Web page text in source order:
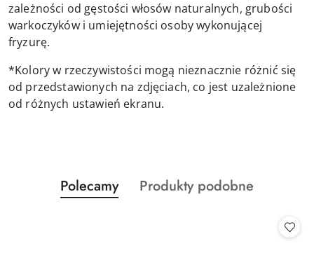
zależności od gęstości włosów naturalnych, grubości
warkoczyków i umiejętności osoby wykonującej
fryzurę.
*Kolory w rzeczywistości mogą nieznacznie różnić się
od przedstawionych na zdjęciach, co jest uzależnione
od różnych ustawień ekranu.
Pomiń karuzelę produktów
Produkty
o
Polecamy
Produkty
Produkty podobne